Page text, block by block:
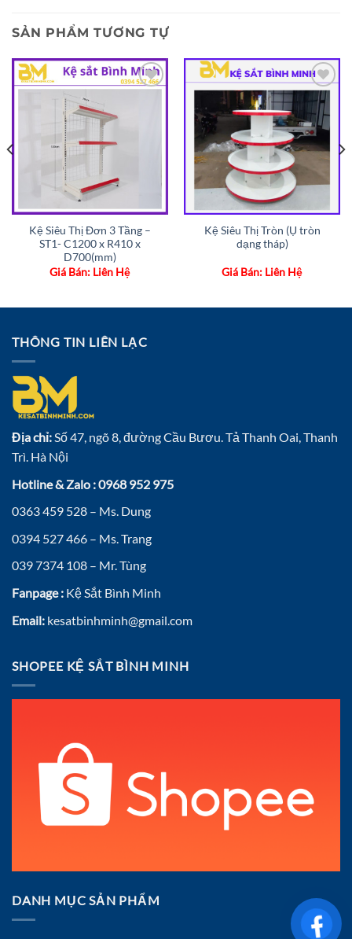
SẢN PHẨM TƯƠNG TỰ
Kệ Siêu Thị Đơn 3 Tầng –
ST1- C1200 x R410 x
D700(mm)
Giá Bán: Liên Hệ
Add to
wishlist
Kệ Siêu Thị Tròn (Ụ tròn
dạng tháp)
Giá Bán: Liên Hệ
THÔNG TIN LIÊN LẠC
Địa chỉ:Số 47, ngõ 8, đường Cầu Bươu. Tả Thanh Oai, Thanh
Trì. Hà Nội
Hotline & Zalo : 0968 952 975
0363 459 528 – Ms. Dung
0394 527 466 – Ms. Trang
039 7374 108 – Mr. Tùng
Fanpage : Kệ Sắt Bình Minh
Email: kesatbinhminh@gmail.com
SHOPEE KỆ SẮT BÌNH MINH
DANH MỤC SẢN PHẨM